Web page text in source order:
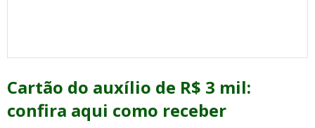
Cartão do auxílio de R$ 3 mil:
confira aqui como receber